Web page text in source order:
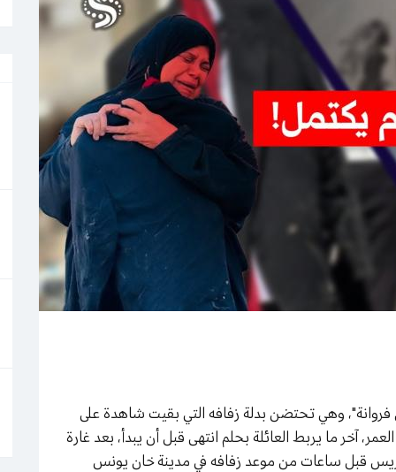
فروانة"، وهي تحتضن بدلة زفافه التي بقيت شاهدة على
آخر ما يربط العائلة بحلم انتهى قبل أن يبدأ، بعد غارة
قبل ساعات من موعد زفافه في مدينة خان يونس